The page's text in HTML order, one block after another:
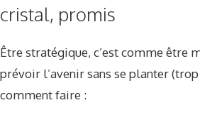
cristal, promis
Être stratégique, c’est comme être
prévoir l’avenir sans se planter
comment faire :